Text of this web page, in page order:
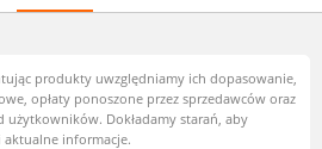
produkty uwzględniamy ich dopasowanie,
opłaty ponoszone przez sprzedawców oraz
Dokładamy starań, aby
aktualne informacje.